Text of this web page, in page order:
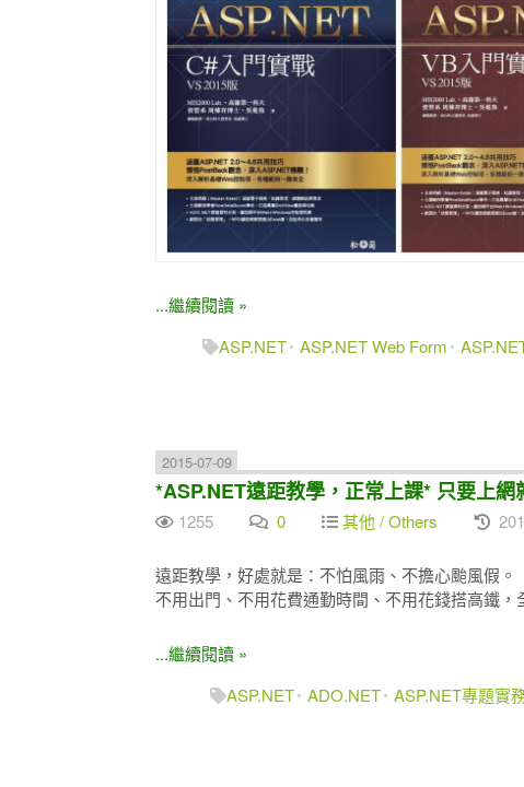
...繼續閱讀 »
ASP.NET ASP.NET Web Form
2015-07-09
*ASP.NET遠距教學，正常上課* 只要上
1255 0 其他 / Others
遠距教學，好處就是：不怕風雨、不擔心颱風假。
不用出門、不用花費通勤時間、不用花錢搭高鐵
...繼續閱讀 »
ASP.NET ADO.NET ASP.NET專題實